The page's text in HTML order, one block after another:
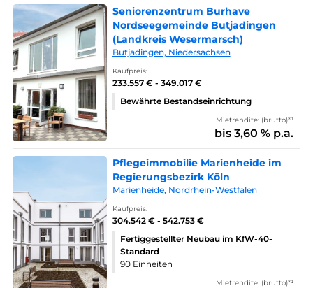
Seniorenzentrum Burhave
Nordseegemeinde Butjadingen
(Landkreis Wesermarsch)
Butjadingen, Niedersachsen
Kaufpreis:
233.557 € - 349.017 €
Bewährte Bestandseinrichtung
Mietrendite: (brutto)*¹
bis 3,60 % p.a.
Pflegeimmobilie Marienheide im
Regierungsbezirk Köln
Marienheide, Nordrhein-Westfalen
Kaufpreis:
304.542 € - 542.753 €
Fertiggestellter Neubau im KfW-40-
Standard
90 Einheiten
Mietrendite: (brutto)*¹